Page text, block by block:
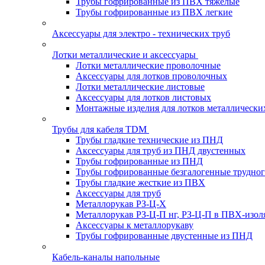
Трубы гофрированные из ПВХ легкие
Аксессуары для электро - технических труб
Лотки металлические и аксессуары
Лотки металлические проволочные
Аксессуары для лотков проволочных
Лотки металлические листовые
Аксессуары для лотков листовых
Монтажные изделия для лотков
Трубы для кабеля TDM
Трубы гладкие технические из ПНД
Аксессуары для труб из ПНД двустенных
Трубы гофрированные из ПНД
Трубы гофрированные безгалогенные
Трубы гладкие жесткие из ПВХ
Аксессуары для труб
Металлорукав РЗ-Ц-Х
Металлорукав РЗ-Ц-П нг, РЗ-Ц-П в ПВХ-
Аксессуары к металлорукаву
Трубы гофрированные двустенные из ПНД
Кабель-каналы напольные